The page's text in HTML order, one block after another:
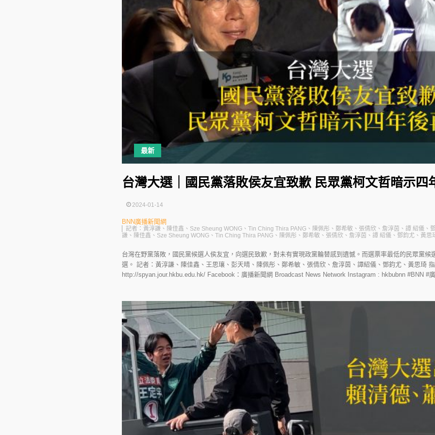
最新
台灣大選｜國民黨落敗侯友宜致歉 民眾黨柯文哲暗示四
2024-01-14
BNN廣播新聞網
記者：黃淳謙、陳佳鑫、Sze Sheung WONG、Tin Ching Thira PANG、陳佩彤、鄭希敏、張倩欣、詹淳茵、譚 紹儀、
謙、陳佳鑫、Sze Sheung WONG、Tin Ching Thira PANG、陳佩彤、鄭希敏、張倩欣、詹淳茵、譚 紹儀、鄧鈞尤、黃思
台灣在野黨落敗，國民黨候選人侯友宜，向選民致歉，對未有實現政黨輪替感到遺憾。而選票率最低的民眾黨候
選。 記者：黃淳謙、陳佳鑫、王思瓖、彭天晴、陳佩彤、鄭希敏、張倩欣、詹淳茵、譚紹儀、鄧鈞尤、黃思琦
http://spyan.jour.hkbu.edu.hk/ Facebook：廣播新聞網 Broadcast News Network Instagram : hkbubnn #BNN #